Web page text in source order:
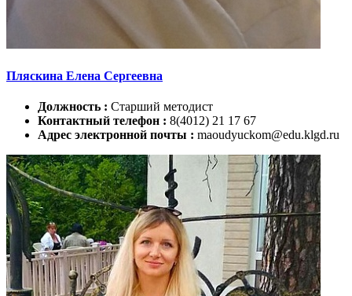
Пляскина Елена Сергеевна
Должность : Старший методист
Контактный телефон : 8(4012) 21 17 67
Адрес электронной почты : maoudyuckom@edu.klgd.ru